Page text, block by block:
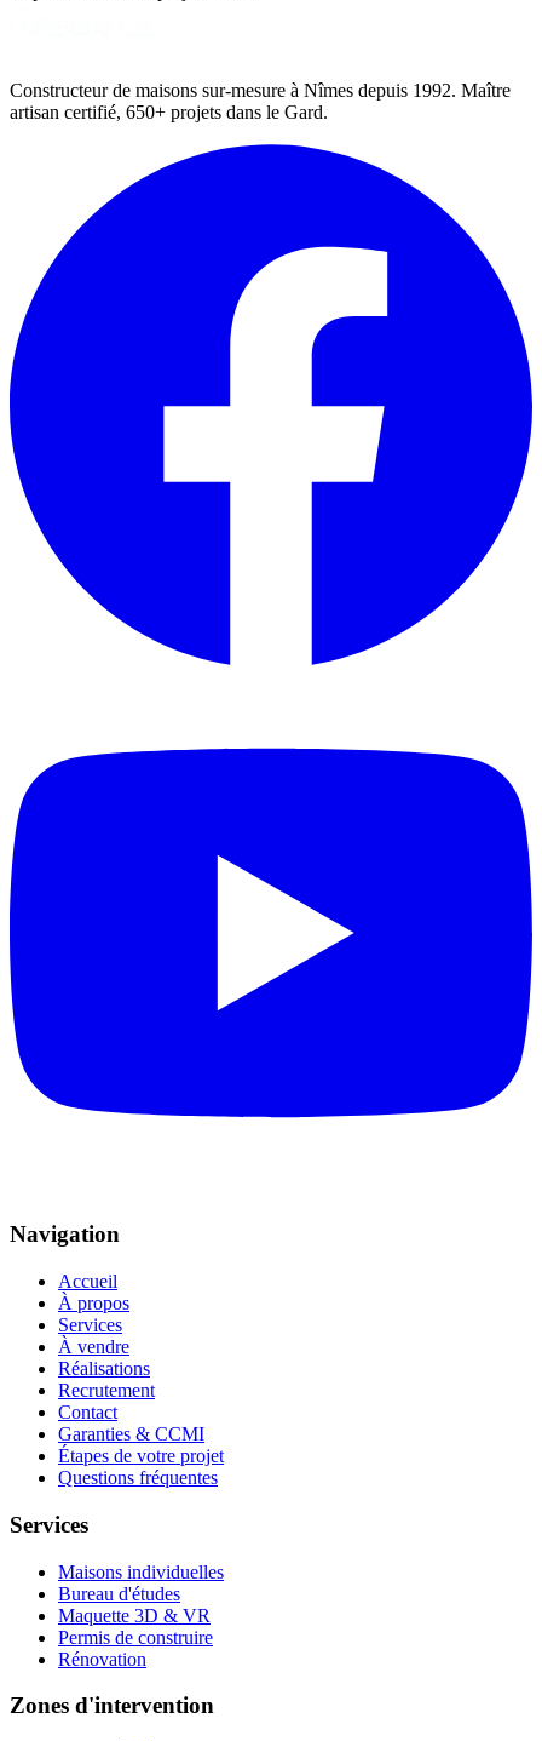
Constructeur de maisons sur-mesure à Nîmes depuis 1992. Maître
artisan certifié, 650+ projets dans le Gard.
Navigation
Accueil
À propos
Services
À vendre
Réalisations
Recrutement
Contact
Garanties & CCMI
Étapes de votre projet
Questions fréquentes
Services
Maisons individuelles
Bureau d'études
Maquette 3D & VR
Permis de construire
Rénovation
Zones d'intervention